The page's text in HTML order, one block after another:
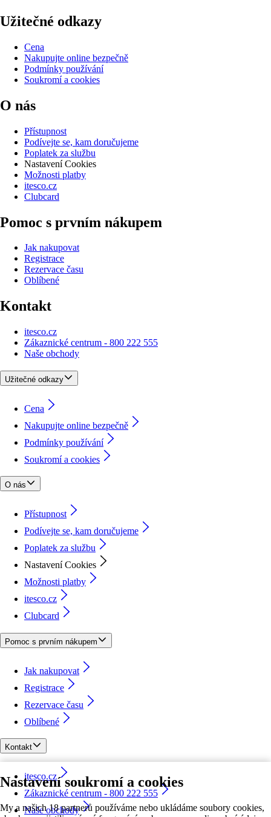
Nastavení soukromí a cookies
My a našich 18 partnerů používáme nebo ukládáme soubory cookies,
Užitečné odkazy
Cena
Nakupujte online bezpečně
Podmínky používání
Soukromí a cookies
O nás
Přístupnost
Podívejte se, kam doručujeme
Poplatek za službu
Nastavení Cookies
Možnosti platby
itesco.cz
Clubcard
Pomoc s prvním nákupem
Jak nakupovat
Registrace
Rezervace času
Oblíbené
Kontakt
itesco.cz
Zákaznické centrum - 800 222 555
Naše obchody
Užitečné odkazy
Cena
Nakupujte online bezpečně
Podmínky používání
Soukromí a cookies
O nás
Přístupnost
Podívejte se, kam doručujeme
Poplatek za službu
Nastavení Cookies
Možnosti platby
itesco.cz
Clubcard
Pomoc s prvním nákupem
Jak nakupovat
Registrace
Rezervace času
Oblíbené
Kontakt
itesco.cz
Zákaznické centrum - 800 222 555
Naše obchody